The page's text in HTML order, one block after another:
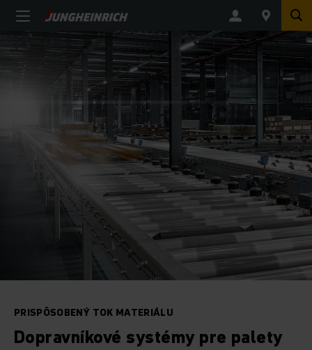
PRISPÔSOBENÝ TOK MATERIÁLU
Dopravníkové systémy pre palety